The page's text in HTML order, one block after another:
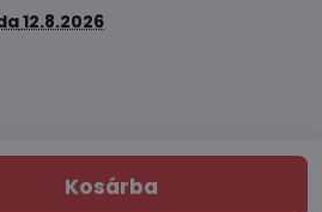
12.8.2026
Kosárba